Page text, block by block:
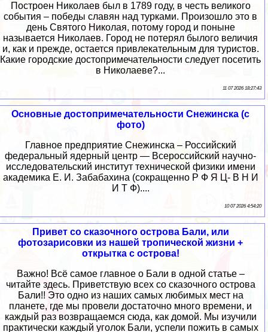
Построен Николаев был в 1789 году, в честь великого
события – победы славян над турками. Произошло это в
день Святого Николая, потому город и поныне
называется Николаев. Город не потерял былого величия
и, как и прежде, остается привлекательным для туристов.
Какие городские достопримечательности следует посетить
в Николаеве?...
11 07 2026 18:27:43
Основные достопримечательности Снежинска (с
фото)
Главное предприятие Снежинска – Российский
федеральный ядерный центр — Всероссийский научно-
исследовательский институт технической физики имени
академика Е. И. Забабахина (сокращенно Р Ф Я Ц- В Н И
И Т Ф)....
10 07 2026 4:54:20
Привет со сказочного острова Бали, или
фотозарисовки из нашей тропической жизни +
открытка с острова!
Важно! Всё самое главное о Бали в одной статье –
читайте здесь. Приветствую всех со сказочного острова
Бали!! Это одно из наших самых любимых мест на
планете, где мы провели достаточно много времени, и
каждый раз возвращаемся сюда, как домой. Мы изучили
практически каждый уголок Бали, успели пожить в самых